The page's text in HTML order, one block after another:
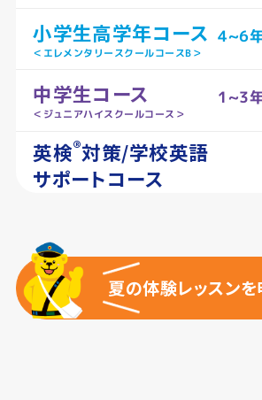
小学生高学年コース 4~6
＜エレメンタリースクールコースB＞
中学生コース 1~3
＜ジュニアハイスクールコース＞
英検®対策/学校英語
サポートコース
夏の体験レッスン
夏の体験レッスンを